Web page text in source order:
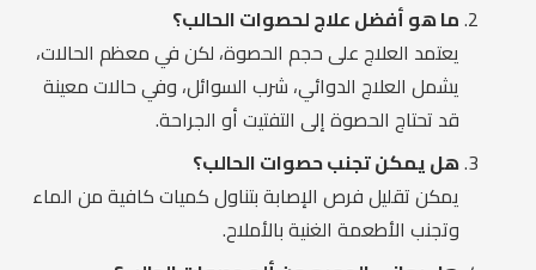
ما هو أفضل علاج لحصوات الحالب؟
يعتمد العلاج على حجم الحصوة، لكن في معظم الحالات،
يشمل العلاج الدوائي، شرب السوائل، وفي حالات معينة
قد تحتاج الحصوة إلى التفتيت أو الجراحة.
هل يمكن تجنب حصوات الحالب؟
يمكن تقليل فرص الإصابة بتناول كميات كافية من الماء
وتجنب الأطعمة الغنية بالأملاح.